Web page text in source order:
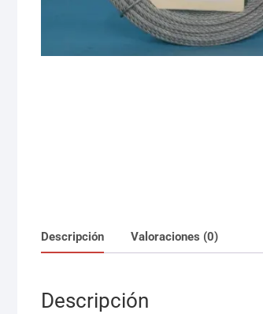
Descripción Valoraciones (0)
Descripción